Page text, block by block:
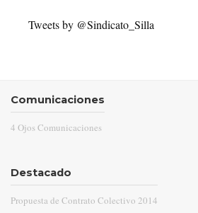
Tweets by @Sindicato_Silla
Comunicaciones
4 Ojos Comunicaciones
Destacado
Propuesta de Contrato Colectivo 2014